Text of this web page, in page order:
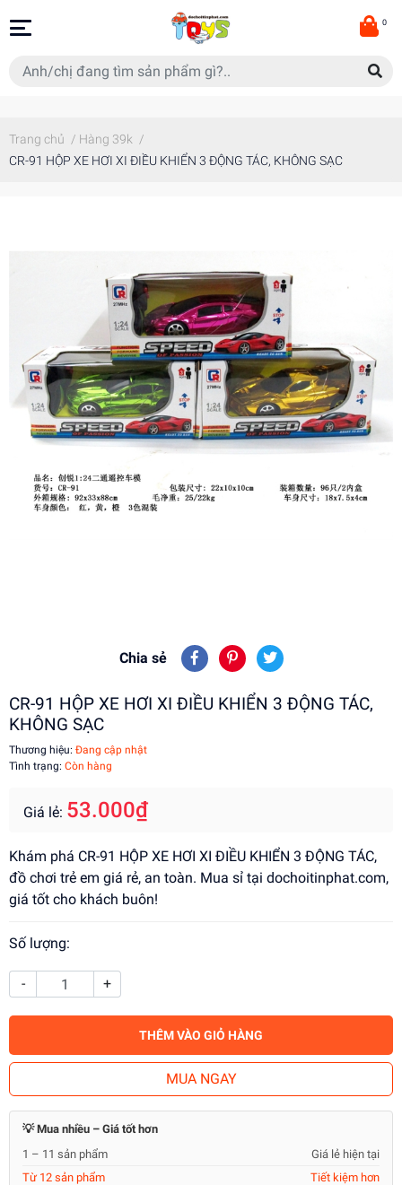
0
Trang chủ / Hàng 39k /
CR-91 HỘP XE HƠI XI ĐIỀU KHIỂN 3 ĐỘNG TÁC, KHÔNG SẠC
Chia sẻ
CR-91 HỘP XE HƠI XI ĐIỀU KHIỂN 3 ĐỘNG TÁC,
KHÔNG SẠC
Thương hiệu: Đang cập nhật
Tình trạng: Còn hàng
Giá lẻ: 53.000₫
Khám phá CR-91 HỘP XE HƠI XI ĐIỀU KHIỂN 3 ĐỘNG TÁC,
đồ chơi trẻ em giá rẻ, an toàn. Mua sỉ tại dochoitinphat.com,
giá tốt cho khách buôn!
Số lượng:
- +
THÊM VÀO GIỎ HÀNG
MUA NGAY
💡 Mua nhiều – Giá tốt hơn
1 – 11 sản phẩm
Giá lẻ hiện tại
Từ 12 sản phẩm
Tiết kiệm hơn